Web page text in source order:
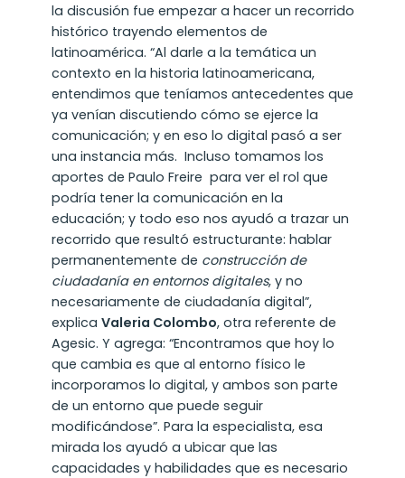
la discusión fue empezar a hacer un recorrido
histórico trayendo elementos de
latinoamérica. “Al darle a la temática un
contexto en la historia latinoamericana,
entendimos que teníamos antecedentes que
ya venían discutiendo cómo se ejerce la
comunicación; y en eso lo digital pasó a ser
una instancia más. Incluso tomamos los
aportes de Paulo Freire para ver el rol que
podría tener la comunicación en la
educación; y todo eso nos ayudó a trazar un
recorrido que resultó estructurante: hablar
permanentemente de construcción de
ciudadanía en entornos digitales, y no
necesariamente de ciudadanía digital”,
explica Valeria Colombo, otra referente de
Agesic. Y agrega: “Encontramos que hoy lo
que cambia es que al entorno físico le
incorporamos lo digital, y ambos son parte
de un entorno que puede seguir
modificándose”. Para la especialista, esa
mirada los ayudó a ubicar que las
capacidades y habilidades que es necesario